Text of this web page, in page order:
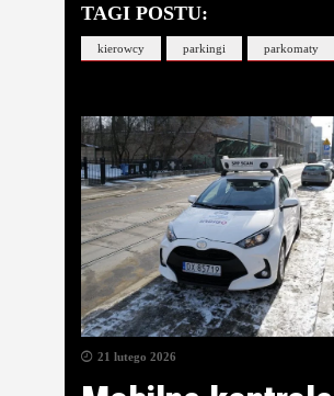
TAGI POSTU:
kierowcy parkingi parkomaty
21 lutego 2026